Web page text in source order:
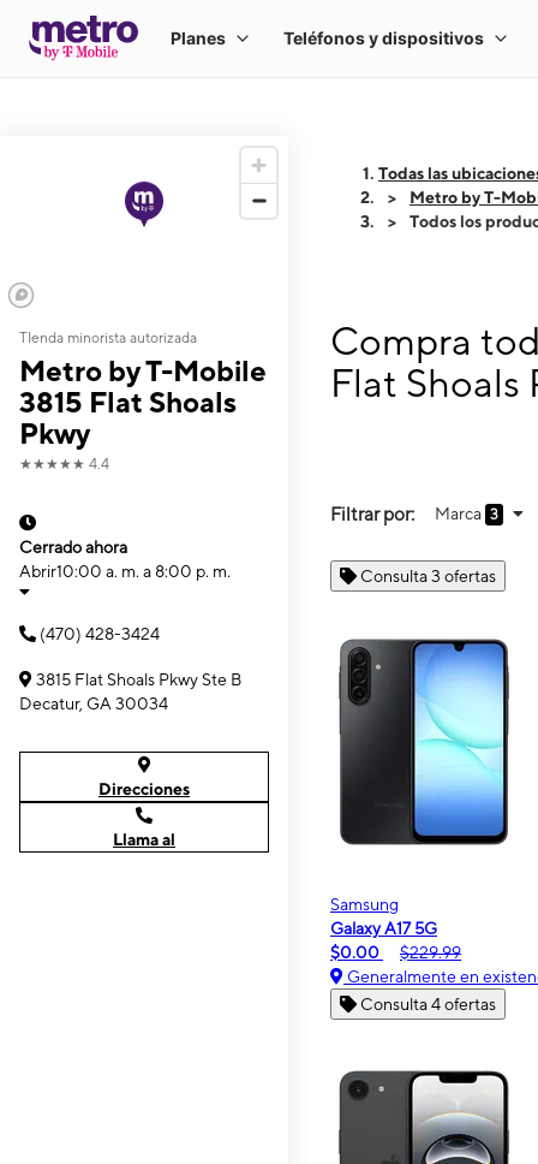
TIenda minorista autorizada
Metro by T-Mobile
3815 Flat Shoals
Pkwy
★★★★★ 4.4
Cerrado ahora
Abrir10:00 a. m. a 8:00 p. m.
(470) 428-3424
3815 Flat Shoals Pkwy Ste B
Decatur, GA 30034
Direcciones
Llama al
Todas las
Metro by T-
Todos los
Compra
Flat Shoals
Filtrar por: Marca 3
Consulta 3 ofertas
Samsung
Galaxy A17 5G
$0.00
$229.99
Generalmente en
Consulta 4 ofertas